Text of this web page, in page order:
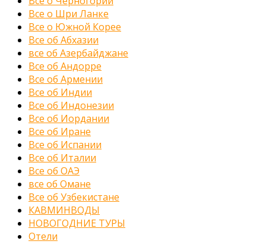
Все о Шри Ланке
Все о Южной Корее
Все об Абхазии
все об Азербайджане
Все об Андорре
Все об Армении
Все об Индии
Все об Индонезии
Все об Иордании
Все об Иране
Все об Испании
Все об Италии
Все об ОАЭ
все об Омане
Все об Узбекистане
КАВМИНВОДЫ
НОВОГОДНИЕ ТУРЫ
Отели